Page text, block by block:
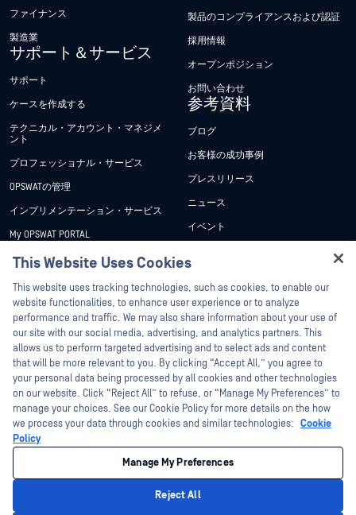
ファイナンス
製造業
サポート＆サービス
サポート
ケースを作成する
テクニカル・アカウント・マネジメ
ント
プロフェッショナル・サービス
OPSWATの管理
インプリメンテーション・サービス
My OPSWAT PORTAL
技術文書
トレーニング
脆弱性対策プログラム
パートナー
認証
テクノロジー・パートナー
OPSWAT チャネル パートナー
製品のコンプライアンスおよび認証
採用情報
オープンポジション
お問い合わせ
参考資料
ブログ
お客様の成功事例
プレスリリース
ニュース
イベント
ホワイトペーパー
無料ツール
©2026OPSWAT . All rights reserved.OPSWAT、MetaDefender、Metascan、
MetaAccess、OPSWAT 、Trust no File. Trust No Device.、OPSWAT 、Protecting the
World's Critical Infrastructure、Deep CDR™ Technology、InQuest、InQuestロゴ、
DFI、RetroHunt、Deep File Inspection、およびJoin the Huntは、OPSWAT の商標
です。第三者の商標は、それぞれの所有者の財産です。
プライバシーポリシー クッキー設定
This Website Uses Cookies
This website uses tracking technologies, such as cookies, to enable our
website functionalities, to enhance user experience or to analyze
performance and traffic. We may also share information about your use of
our site with our social media, advertising, and analytics partners. This
allows us to perform targeted advertising and to select ads and content
that will be more relevant to you. By clicking “Accept All,” you agree to
your personal data being processed by all cookies and other technologies
on our website. Click “Reject All” to refuse, or “Manage My Preferences” to
manage your choices. See our Cookie Policy for more details on the how
we process your data through cookies and similar technologies: Cookie
Policy
Manage My Preferences
Reject All
Hey there!
I'm Ozzy, your OPSWAT virtual assistant.
How can I help you secure what's critical
today?